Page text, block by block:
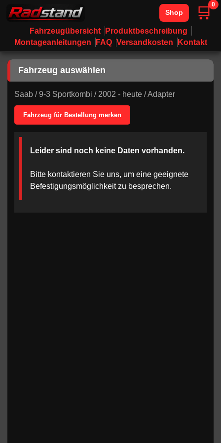
Fahrzeugübersicht
Produktbeschreibung
Montageanleitungen
FAQ Versandkosten Kontakt
Shop 🛒0
Fahrzeug auswählen
Saab /9-3 Sportkombi / 2002 - heute /Adapter
Fahrzeug für Bestellung merken
Leider sind noch keine Daten vorhanden.
Bitte kontaktieren Sie uns, um eine geeignete
Befestigungsmöglichkeit zu besprechen.